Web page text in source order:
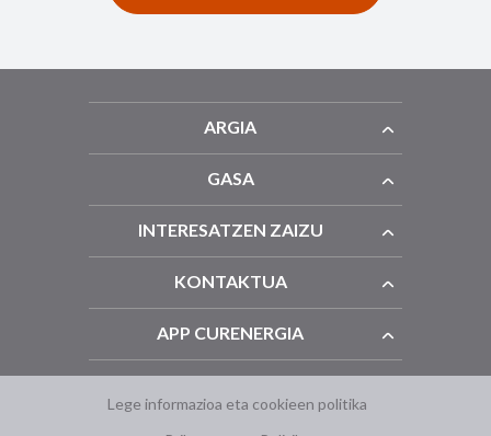
ARGIA
GASA
INTERESATZEN ZAIZU
KONTAKTUA
APP CURENERGIA
Lege informazioa eta cookieen politika